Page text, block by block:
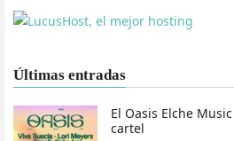
Últimas entradas
El Oasis Elche
cartel